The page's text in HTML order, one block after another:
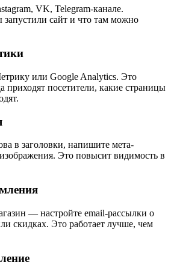
VK, Telegram-канале.
запустили сайт и что там можно
или Google Analytics. Это
приходят посетители, какие страницы
в заголовки, напишите мета-
Это повысит видимость в
— настройте email-рассылки о
скидках. Это работает лучше, чем